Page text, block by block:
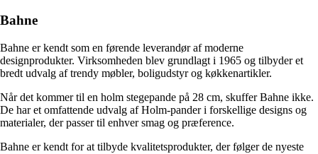
Bahne
Bahne er kendt som en førende leverandør af moderne
designprodukter. Virksomheden blev grundlagt i 1965 og tilbyder et
bredt udvalg af trendy møbler, boligudstyr og køkkenartikler.
Når det kommer til en holm stegepande på 28 cm, skuffer Bahne ikke.
De har et omfattende udvalg af Holm-pander i forskellige designs og
materialer, der passer til enhver smag og præference.
Bahne er kendt for at tilbyde kvalitetsprodukter, der følger de nyeste